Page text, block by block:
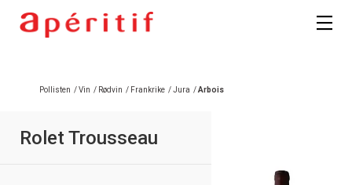
Pollisten /Vin / Rødvin / Frankrike /Jura /Arbois
Rolet Trousseau